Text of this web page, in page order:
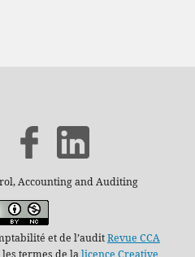
Accounting and Auditing
et de l’auditRevue CCA
termes de lalicence Creative